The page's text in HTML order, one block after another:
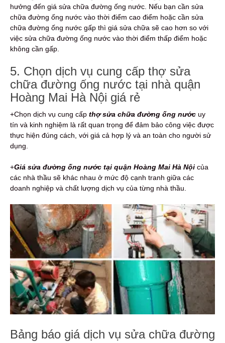
hưởng đến giá sửa chữa đường ống nước. Nếu bạn cần sửa
chữa đường ống nước vào thời điểm cao điểm hoặc cần sửa
chữa đường ống nước gấp thì giá sửa chữa sẽ cao hơn so với
việc sửa chữa đường ống nước vào thời điểm thấp điểm hoặc
không cần gấp.
5. Chọn dịch vụ cung cấp thợ sửa
chữa đường ống nước tại nhà quận
Hoàng Mai Hà Nội giá rẻ
+Chọn dịch vụ cung cấp thợ sửa chữa đường ống nước uy
tín và kinh nghiệm là rất quan trọng để đảm bảo công việc được
thực hiện đúng cách, với giá cả hợp lý và an toàn cho người sử
dụng.
+Giá sửa đường ống nước tại quận Hoàng Mai Hà Nội của
các nhà thầu sẽ khác nhau ở mức độ cạnh tranh giữa các
doanh nghiệp và chất lượng dịch vụ của từng nhà thầu.
Bảng báo giá dịch vụ sửa chữa đường